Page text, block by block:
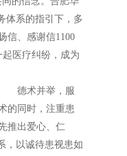
体系的指引下，多
信、感谢信1100
医疗纠纷，成为
德术并举，服
的同时，注重患
推出爱心、仁
，以诚待患视患如